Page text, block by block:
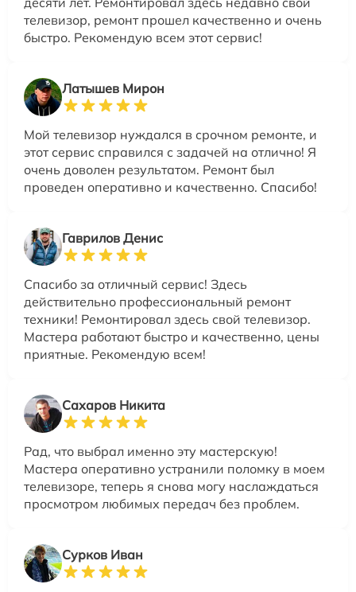
телевизор, ремонт прошел качественно и очень
быстро. Рекомендую всем этот сервис!
Латышев Мирон
Мой телевизор нуждался в срочном ремонте, и
этот сервис справился с задачей на отлично! Я
очень доволен результатом. Ремонт был
проведен оперативно и качественно. Спасибо!
Гаврилов Денис
Спасибо за отличный сервис! Здесь
действительно профессиональный ремонт
техники! Ремонтировал здесь свой телевизор.
Мастера работают быстро и качественно, цены
приятные. Рекомендую всем!
Сахаров Никита
Рад, что выбрал именно эту мастерскую!
Мастера оперативно устранили поломку в моем
телевизоре, теперь я снова могу наслаждаться
просмотром любимых передач без проблем.
Сурков Иван